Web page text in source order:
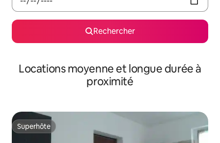
Rechercher
Locations moyenne et longue durée à
proximité
Superhôte
Superhôte